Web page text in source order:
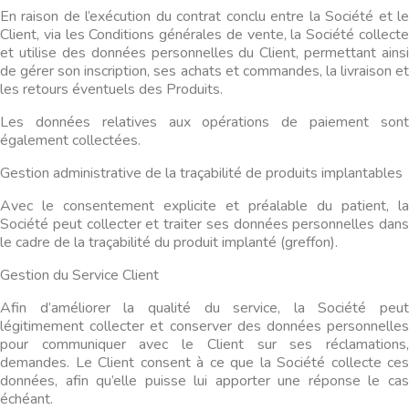
En raison de l’exécution du contrat conclu entre la Société et le
Client, via les Conditions générales de vente, la Société collecte
et utilise des données personnelles du Client, permettant ainsi
de gérer son inscription, ses achats et commandes, la livraison et
les retours éventuels des Produits.
Les données relatives aux opérations de paiement sont
également collectées.
Gestion administrative de la traçabilité de produits implantables
Avec le consentement explicite et préalable du patient, la
Société peut collecter et traiter ses données personnelles dans
le cadre de la traçabilité du produit implanté (greffon).
Gestion du Service Client
Afin d’améliorer la qualité du service, la Société peut
légitimement collecter et conserver des données personnelles
pour communiquer avec le Client sur ses réclamations,
demandes. Le Client consent à ce que la Société collecte ces
données, afin qu’elle puisse lui apporter une réponse le cas
échéant.